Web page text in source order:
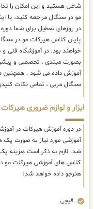
شاغل هستید و این امکان را
مو در سنگال مراجعه کنید، یا
در روزهای تعطیل برای شما
پایان کلاس هیرکات مو در
خواهند بود. در آموزشگاه فنی
آموزش داده می شود . همچنین
سنگال مربی ، تمامی نکات
ابزار و لوازم ضروری
در دوره آموزش هیرکات در
آموزشی مورد نیاز به صورت پک
شد. لازم به ذکر است هزینه
کلاس های آموزشی هیرکات مو
هنرجو داده خواهد شد:
قیچی